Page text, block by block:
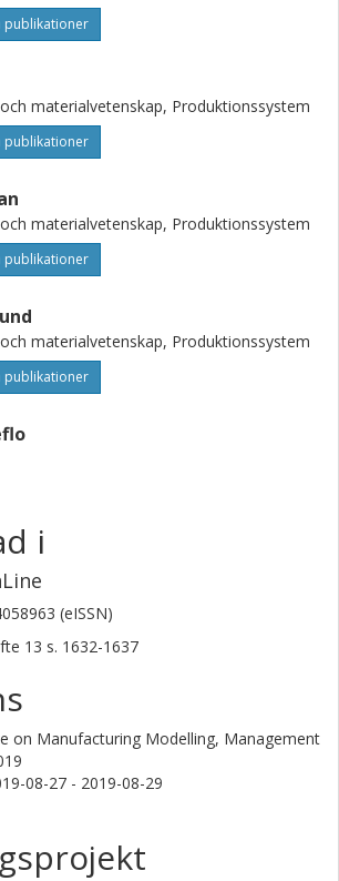
publikationer
materialvetenskap, Produktionssystem
publikationer
materialvetenskap, Produktionssystem
publikationer
materialvetenskap, Produktionssystem
publikationer
i
(eISSN)
13 s. 1632-1637
on Manufacturing Modelling, Management
08-27 - 2019-08-29